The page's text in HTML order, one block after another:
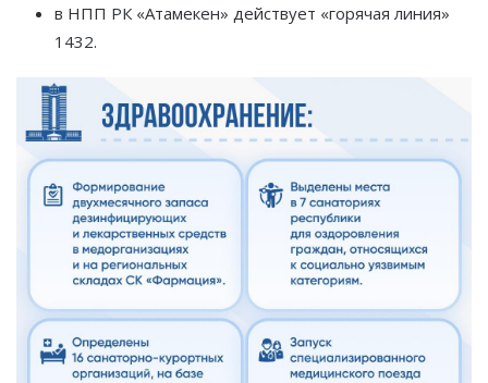
в НПП РК «Атамекен» действует «горячая линия»
1432.